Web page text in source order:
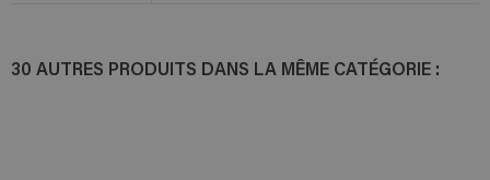
30 AUTRES PRODUITS DANS LA MÊME CATÉGORIE :